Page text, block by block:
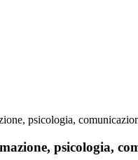
psicologia,
psicologia,